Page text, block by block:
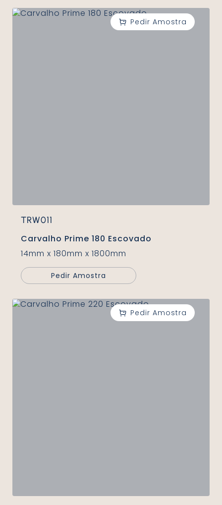
TRW011
Carvalho Prime 180 Escovado
14mm x 180mm x 1800mm
Pedir Amostra